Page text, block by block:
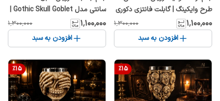
طرح وایکینگ | گابلت فانتزی دکوری
کلکسیونی
۱٬۱۰۰٬۰۰۰ ۱٬۳۰۰٬۰۰۰
افزودن به سبد
سانتی مدل Gothic Skull Goblet |
لیوان اسکلت فانتزی و کلکسیونی
۱٬۱۰۰٬۰۰۰ ۱٬۳۰۰٬۰۰۰
افزودن به سبد
%15
%15